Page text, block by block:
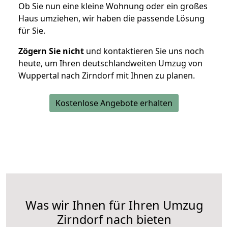
Ob Sie nun eine kleine Wohnung oder ein großes
Haus umziehen, wir haben die passende Lösung
für Sie.
Zögern Sie nicht und kontaktieren Sie uns noch
heute, um Ihren deutschlandweiten Umzug von
Wuppertal nach Zirndorf mit Ihnen zu planen.
Kostenlose Angebote erhalten
Was wir Ihnen für Ihren Umzug
Zirndorf nach bieten